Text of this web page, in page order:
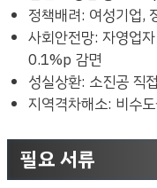
정책배려: 여성기업,
사회안전망: 자영업
0.1%p 감면
성실상환: 소진공 직
지역격차해소: 비수
필요 서류